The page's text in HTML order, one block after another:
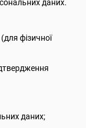
даних.
фізичної
даних;